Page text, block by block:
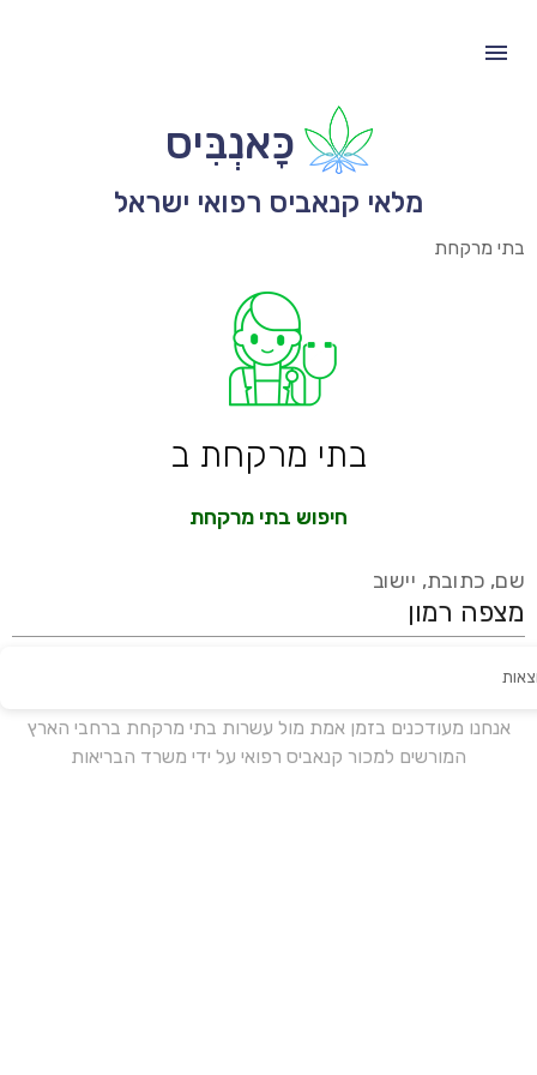
כָּאנְבִּיס
מלאי קנאביס רפואי ישראל
בתי מרקחת
בתי מרקחת ב
חיפוש בתי מרקחת
שם, כתובת, יישוב
אנחנו מעודכנים בזמן אמת מול עשרות בתי מרקחת ברחבי הארץ
המורשים למכור קנאביס רפואי על ידי משרד הבריאות